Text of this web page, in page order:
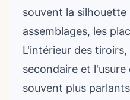
souvent la
assemblages, les
L'intérieur des
secondaire et
souvent plus